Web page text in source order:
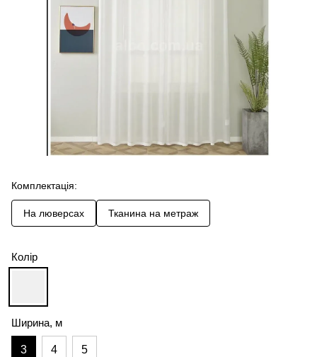
Комплектація:
На люверсах Тканина на метраж
Колір
Ширина, м
3 4 5